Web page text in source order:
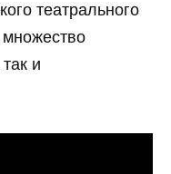
театрального
и